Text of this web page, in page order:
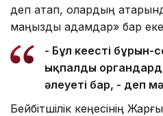
деп атап, олардың
маңызды адамдар» бар
- Бұл кеңестің бұрын-
ықпалды
әлеуеті бар, - деп
Бейбітшілік кеңесінің